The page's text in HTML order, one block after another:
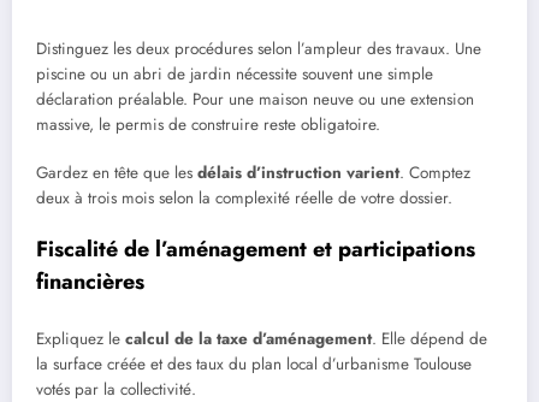
Distinguez les deux procédures selon l’ampleur des travaux. Une
piscine ou un abri de jardin nécessite souvent une simple
déclaration préalable. Pour une maison neuve ou une extension
massive, le permis de construire reste obligatoire.
Gardez en tête que les délais d’instruction varient. Comptez
deux à trois mois selon la complexité réelle de votre dossier.
Fiscalité de l’aménagement et participations
financières
Expliquez le calcul de la taxe d’aménagement. Elle dépend de
la surface créée et des taux du plan local d’urbanisme Toulouse
votés par la collectivité.